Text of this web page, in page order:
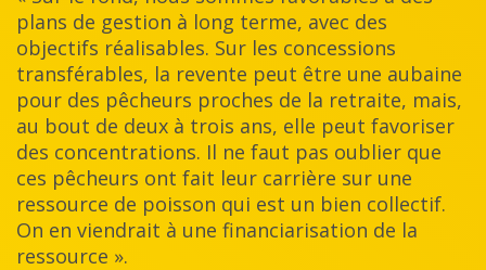
plans de gestion à long terme, avec des
objectifs réalisables. Sur les concessions
transférables, la revente peut être une aubaine
pour des pêcheurs proches de la retraite, mais,
au bout de deux à trois ans, elle peut favoriser
des concentrations. Il ne faut pas oublier que
ces pêcheurs ont fait leur carrière sur une
ressource de poisson qui est un bien collectif.
On en viendrait à une financiarisation de la
ressource ».